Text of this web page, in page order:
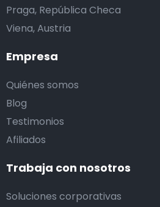
Empresa
Quiénes somos
Blog
Testimonios
Afiliados
Trabaja con nosotros
Soluciones corporativas
Praga, República Checa
Viena, Austria